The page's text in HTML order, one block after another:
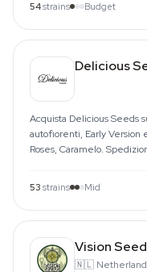
54strains Budget
Delicious
Acquista Delicious Seeds
autofiorenti, Early Version
Roses, Caramelo.
53 strains Mid
Vision
🇳🇱